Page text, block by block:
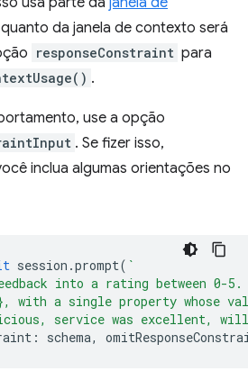
da janela de contexto será
responseConstraint para
.
use a opção
. Se fizer isso,
inclua algumas orientações no
session .prompt( `
into a rating between 0-
with a single property whose
service was excellent,
: schema,